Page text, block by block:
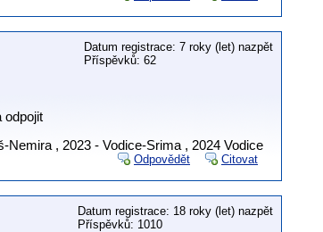
Datum registrace: 7 roky (let) nazpět
Příspěvků: 62
odpojit
, 2023 - Vodice-Srima , 2024 Vodice
Odpovědět Citovat
Datum registrace: 18 roky (let) nazpět
Příspěvků: 1010